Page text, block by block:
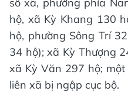
số xã, phường phía
hộ, xã Kỳ Khang 130
hộ, phường Sông Trí
34 hộ); xã Kỳ Thượng
xã Kỳ Văn 297 hộ;
liên xã bị ngập cục bộ.